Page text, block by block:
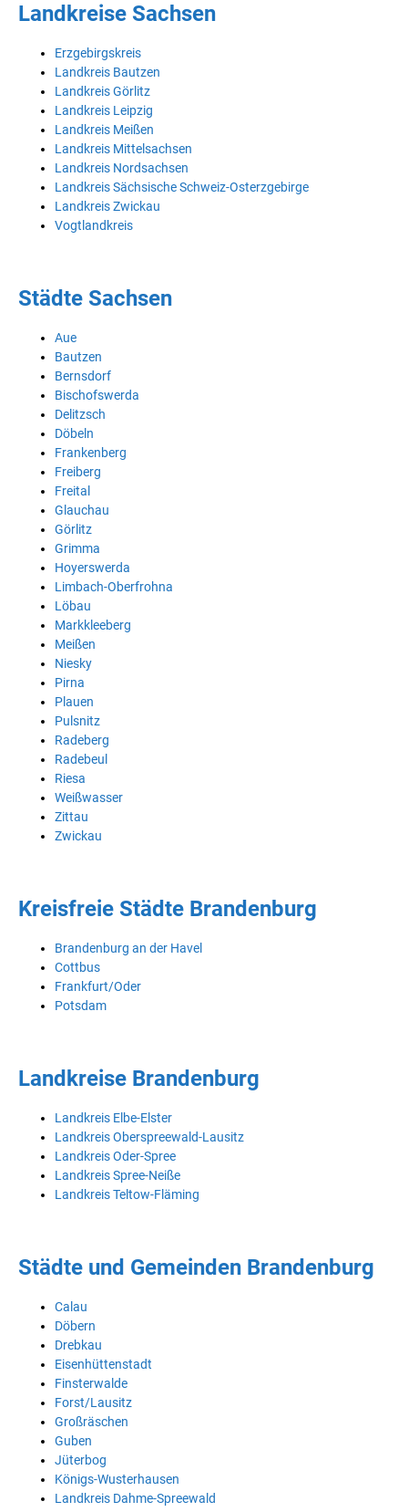
Landkreise Sachsen
Erzgebirgskreis
Landkreis Bautzen
Landkreis Görlitz
Landkreis Leipzig
Landkreis Meißen
Landkreis Mittelsachsen
Landkreis Nordsachsen
Landkreis Sächsische Schweiz-Osterzgebirge
Landkreis Zwickau
Vogtlandkreis
Städte Sachsen
Aue
Bautzen
Bernsdorf
Bischofswerda
Delitzsch
Döbeln
Frankenberg
Freiberg
Freital
Glauchau
Görlitz
Grimma
Hoyerswerda
Limbach-Oberfrohna
Löbau
Markkleeberg
Meißen
Niesky
Pirna
Plauen
Pulsnitz
Radeberg
Radebeul
Riesa
Weißwasser
Zittau
Zwickau
Kreisfreie Städte Brandenburg
Brandenburg an der Havel
Cottbus
Frankfurt/Oder
Potsdam
Landkreise Brandenburg
Landkreis Elbe-Elster
Landkreis Oberspreewald-Lausitz
Landkreis Oder-Spree
Landkreis Spree-Neiße
Landkreis Teltow-Fläming
Städte und Gemeinden Brandenburg
Calau
Döbern
Drebkau
Eisenhüttenstadt
Finsterwalde
Forst/Lausitz
Großräschen
Guben
Jüterbog
Königs-Wusterhausen
Landkreis Dahme-Spreewald